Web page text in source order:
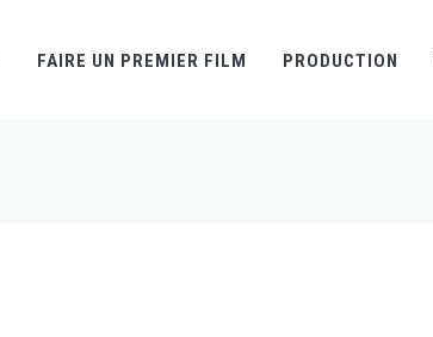
FAIRE UN PREMIER FILM PRODUCTION